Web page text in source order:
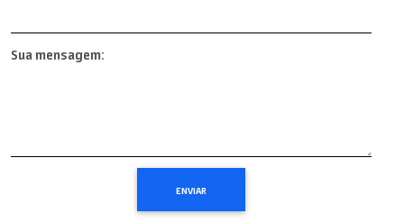
Sua mensagem: